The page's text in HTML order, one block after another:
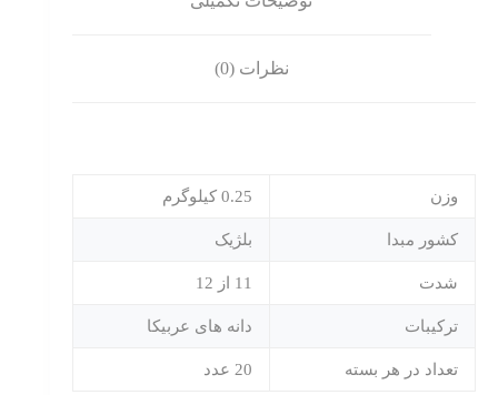
نظرات (0)
وزن 0.25 کیلوگرم
کشور مبدا بلژیک
شدت 11 از 12
ترکیبات دانه های عربیکا
تعداد در هر بسته 20 عدد